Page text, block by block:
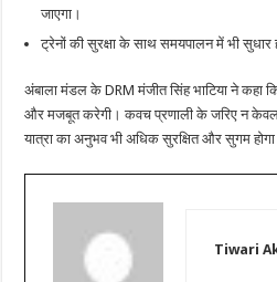
जाएगा।
ट्रेनों की सुरक्षा के साथ समयपालन में भी सुधार
अंबाला मंडल के DRM मंजीत सिंह भाटिया ने कहा कि
और मजबूत करेगी। कवच प्रणाली के जरिए न केवल
यात्रा का अनुभव भी अधिक सुरक्षित और सुगम
Tiwari